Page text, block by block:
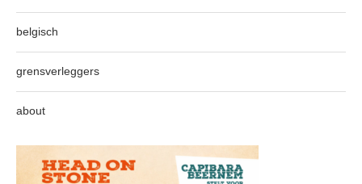
belgisch
grensverleggers
about